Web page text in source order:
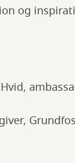
og
Grundfos